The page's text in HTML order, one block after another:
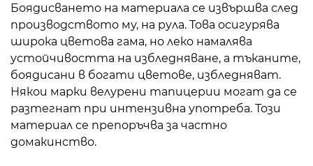
Боядисването на материала се извършва след
производството му, на рула. Това осигурява
широка цветова гама, но леко намалява
устойчивостта на избледняване, а тъканите,
боядисани в богати цветове, избледняват.
Някои марки велурени тапицерии могат да се
разтегнат при интензивна употреба. Този
материал се препоръчва за частно
домакинство.